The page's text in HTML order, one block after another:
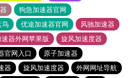
狗急加速器官网
鸟 优途加速器官网
风驰加速器
器外网苹果版
旋风加速度器
官网入口
原子加速器
器 旋风加速度器
外网网址导航